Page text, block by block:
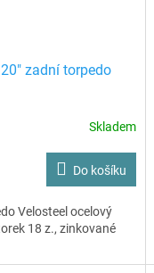
zadní torpedo
Skladem
Do košíku
Velosteel ocelový
18 z., zinkované